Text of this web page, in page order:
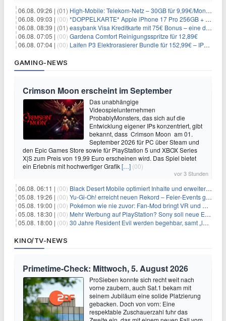
06.08. 09:26 | (01) High-Mobile: Telekom-Netz – 30GB für 9,99€/Monat / 80GB für 12,49€/Monat / 100GB für 19,99€/Monat (auch mtl. kündbar)
06.08. 09:03 | (00) *DOPPELKARTE* Apple iPhone 17 Pro 256GB + 80€ Online Bonus + 50GB 5G + Alles-Flat im Telekom-Netz für 44,94€/Monat – eff. 4,40€/Monat
06.08. 08:39 | (01) easybank Visa Kreditkarte mit 75€ Bonus – eine der besten Kreditkarten
06.08. 07:05 | (00) Gardena Comfort Reinigungsspritze für 12,89€
06.08. 07:04 | (00) Laifen P3 Elektrorasierer Bundle für 152,99€ – IPX7, 2×12.000 Schnitte/min, USB-C, 0,055mm Scherfolie
GAMING-NEWS
Crimson Moon erscheint im September
Das unabhängige
Videospielunternehmen
ProbablyMonsters, das sich auf die
Entwicklung eigener IPs konzentriert, gibt
bekannt, dass Crimson Moon am 01.
September 2026 für PC über Steam und
den Epic Games Store sowie für PlayStation 5 und XBOX Series
X|S zum Preis von 19,99 Euro erscheinen wird. Das Spiel bietet
ein Erlebnis mit hochwertiger Grafik[…] (00)
vor 3 Stunden
06.08. 06:11 | (00) Black Desert Mobile optimiert Inhalte und erweitert Treasure Access
05.08. 19:26 | (00) Yu‑Gi‑Oh! erreicht neuen Rekord – Feier‑Events gestartet
05.08. 19:00 | (00) Pokémon wie nie zuvor: Fan-Mod bringt VR und Ego-Perspektive nach Kanto
05.08. 18:30 | (00) Mehr Werbung auf PlayStation? Sony soll neue Einnahmequellen prüfen
05.08. 18:00 | (00) 30 Jahre Resident Evil werden begehbar, samt „lebensgroßem Leon“
KINO/TV-NEWS
Primetime-Check: Mittwoch, 5. August 2026
ProSieben konnte sich recht weit nach
vorne zaubern, auch Sat.1 bekam mit
seinem Jubiläum eine solide Platzierung
gebacken. Doch von vorn: Eine
respektable Zuschauerzahl fuhr das